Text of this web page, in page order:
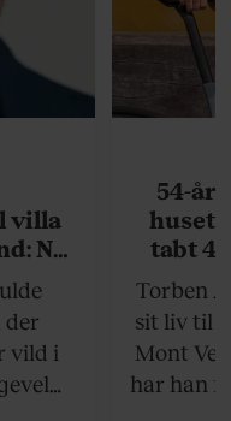
villa
Nu
om
der
vild i
54-
huset
tabt
Torben
sit liv til
Mont
har han